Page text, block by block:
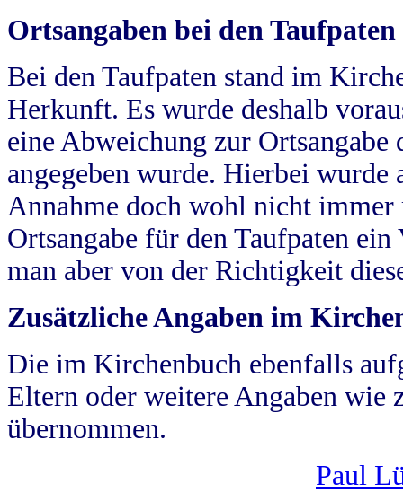
Ortsangaben bei den Taufpaten
Bei den Taufpaten stand im
Herkunft. Es wurde deshalb
eine Abweichung zur
angegeben wurde. Hierbei wurde
Annahme doch wohl nicht
Ortsangabe für den Taufpaten
man aber von der Richtigkeit
Zusätzliche Angaben im
Die im Kirchenbuch ebenfalls
Eltern oder weitere Angaben wie
übernommen.
Paul